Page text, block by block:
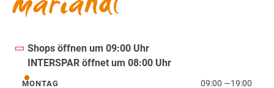
Shops öffnen um 09:00 Uhr
INTERSPAR öffnet um 08:00 Uhr
MONTAG 09:00 —19:00